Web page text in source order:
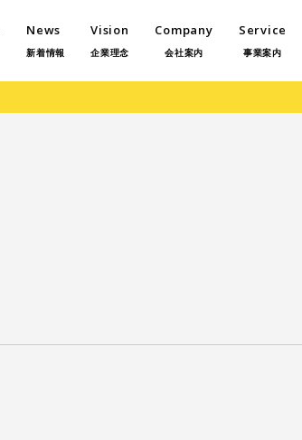
News
新着情報
Vision
企業理念
Company
会社案内
Service
事業案内